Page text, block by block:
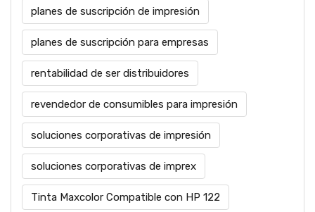
planes de suscripción de impresión
planes de suscripción para empresas
rentabilidad de ser distribuidores
revendedor de consumibles para impresión
soluciones corporativas de impresión
soluciones corporativas de imprex
Tinta Maxcolor Compatible con HP 122